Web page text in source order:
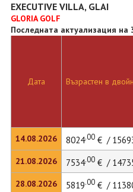
EXECUTIVE VILLA, GLAI
GLORIA GOLF
Последната актуализация на
Дата
14.08.2026
21.08.2026
28.08.2026
Възрастен в
8024.00€ /
7534.00€ /
5819.00€ /